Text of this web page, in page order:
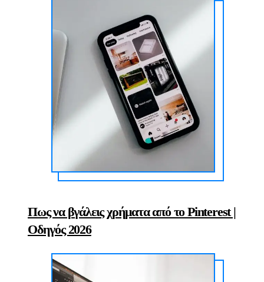
Πως να βγάλεις χρήματα από το Pinterest |
Οδηγός 2026